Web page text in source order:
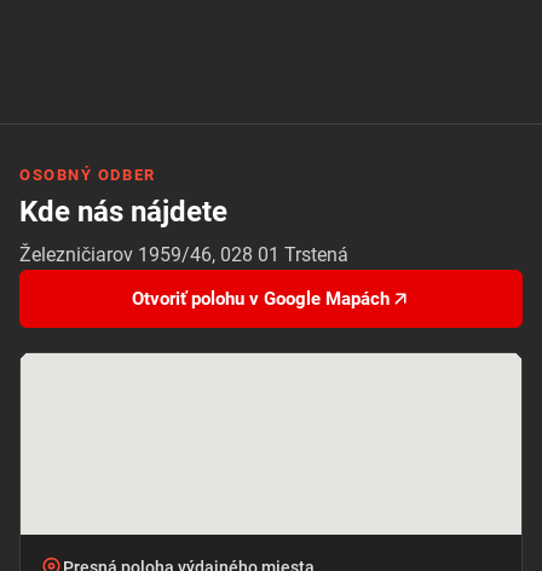
OSOBNÝ ODBER
Kde nás nájdete
Železničiarov 1959/46, 028 01 Trstená
Otvoriť polohu v Google Mapách
Presná poloha výdajného miesta